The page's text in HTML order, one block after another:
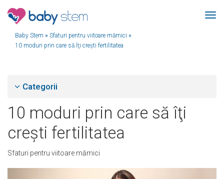
Baby Stem » Sfaturi pentru viitoare mămici »
10 moduri prin care să îţi creşti fertilitatea
Categorii
10 moduri prin care să îţi
creşti fertilitatea
Sfaturi pentru viitoare mămici